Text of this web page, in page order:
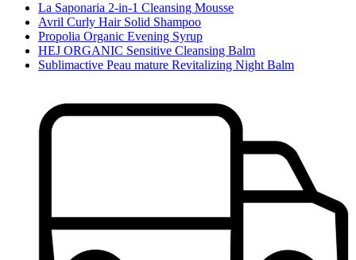
La Saponaria 2-in-1 Cleansing Mousse
Avril Curly Hair Solid Shampoo
Propolia Organic Evening Syrup
HEJ ORGANIC Sensitive Cleansing Balm
Sublimactive Peau mature Revitalizing Night Balm